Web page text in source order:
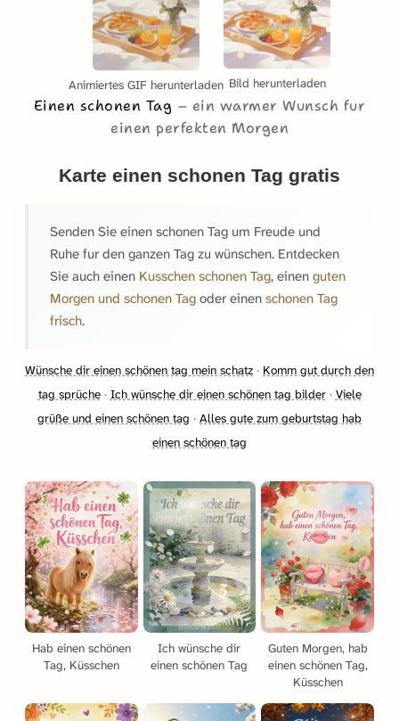
Animiertes GIF herunterladen Bild herunterladen
Einen schonen Tag
ein warmer Wunsch fur
einen perfekten Morgen
Karte einen schonen Tag gratis
Senden Sie einen schonen Tag um Freude und
Ruhe fur den ganzen Tag zu wünschen. Entdecken
Sie auch einen Kusschen schonen Tag, einen guten
Morgen und schonen Tag oder einen schonen Tag
frisch.
Wünsche dir einen schönen tag mein schatz · Komm gut durch den
tag sprüche· Ich wünsche dir einen schönen tag bilder· Viele
grüße und einen schönen tag · Alles gute zum geburtstag hab
einen schönen tag
Hab einen schönen
Tag, Küsschen
Ich wünsche dir
einen schönen Tag
Guten Morgen, hab
einen schönen Tag,
Küsschen